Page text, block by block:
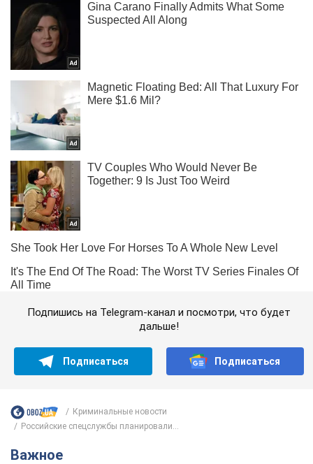
Подпишись на Telegram-канал и посмотри, что будет
дальше!
Подписаться Подписаться
Криминальные новости
Российские спецслужбы планировали...
Важное